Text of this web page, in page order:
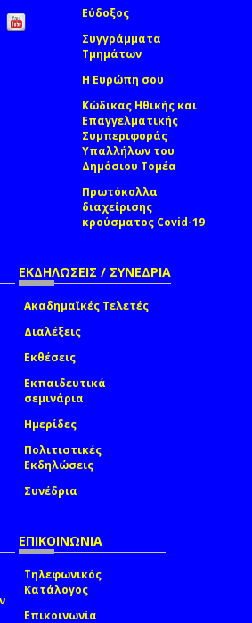
Εύδοξος
Συγγράμματα
Τμημάτων
Η Ευρώπη σου
Κώδικας Ηθικής και
Επαγγελματικής
Συμπεριφοράς
Υπαλλήλων του
Δημόσιου Τομέα
Πρωτόκολλα
διαχείρισης
κρούσματος Covid-19
ΕΚΔΗΛΩΣΕΙΣ / ΣΥΝΕΔΡΙΑ
Ακαδημαϊκές Τελετές
Διαλέξεις
Εκθέσεις
Εκπαιδευτικά
σεμινάρια
Ημερίδες
Πολιτιστικές
Εκδηλώσεις
Συνέδρια
ΕΠΙΚΟΙΝΩΝΙΑ
Τηλεφωνικός
Κατάλογος
Επικοινωνία